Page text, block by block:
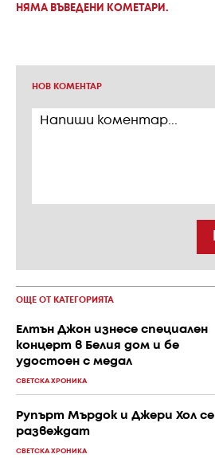
НЯМА ВЪВЕДЕНИ КОМЕТАРИ.
НОВ КОМЕНТАР
ОЩЕ ОТ КАТЕГОРИЯТА
Елтън Джон изнесе специален
концерт в Белия дом и бе
удостоен с медал
СВЕТСКА ХРОНИКА
Рупърт Мърдок и Джери Хол се
развеждат
СВЕТСКА ХРОНИКА